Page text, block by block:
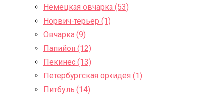
Немецкая овчарка (53)
Норвич-терьер (1)
Овчарка (9)
Папийон (12)
Пекинес (13)
Петербургская орхидея (1)
Питбуль (14)